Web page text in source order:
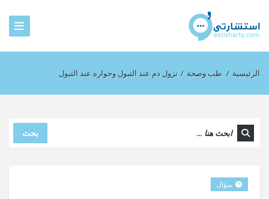
الرئيسية / طب وصحة / نزول دم عند التبول وحواره عند التبول
بحث
سؤال